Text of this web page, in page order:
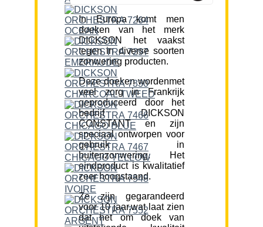
In Europa komt men
doeken van het merk
DICKSON het vaakst
tegen in diverse soorten
zonwering producten.
Deze doeken wordenmet
veel zorg in Frankrijk
geproduceerd door het
bedrijf DICKSON
CONSTANT en zijn
speciaal ontworpen voor
gebruik in
buitenzonwering. Het
eindproduct is kwalitatief
zeer hoogstaand.
Ze zijn gegarandeerd
voor 10 jaar,wat laat zien
dat het om doek van